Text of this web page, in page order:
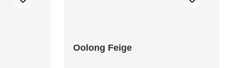
Oolong Feige